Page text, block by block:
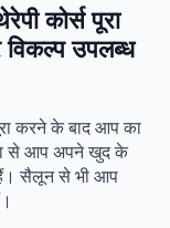
कोर्स पूरा
उपलब्ध
करने के बाद आप का
से आप अपने खुद के
सैलून से भी आप